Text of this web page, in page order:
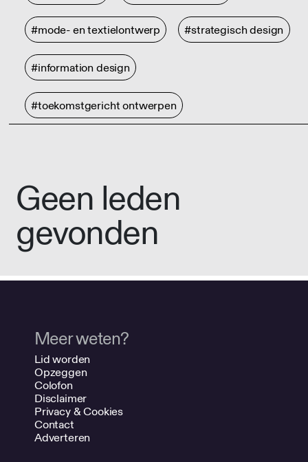
#mode- en textielontwerp #strategisch design
#information design
#toekomstgericht ontwerpen
Geen leden
gevonden
Meer weten?
Lid worden
Opzeggen
Colofon
Disclaimer
Privacy & Cookies
Contact
Adverteren